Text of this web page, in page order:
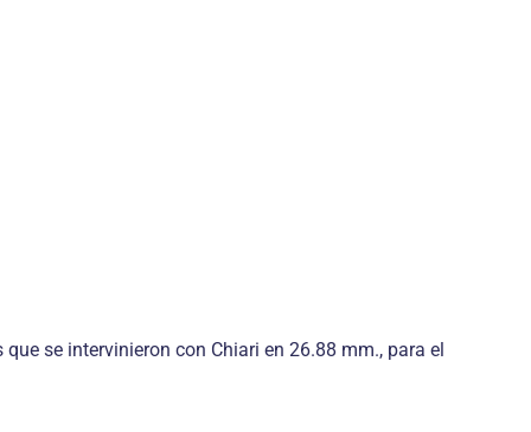
se intervinieron con Chiari en 26.88 mm., para el